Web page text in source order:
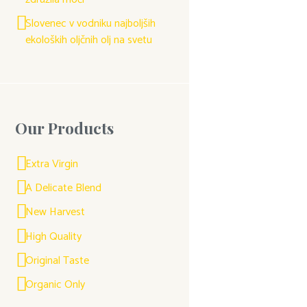
Slovenec v vodniku najboljših
ekoloških oljčnih olj na svetu
Our Products
Extra Virgin
A Delicate Blend
New Harvest
High Quality
Original Taste
Organic Only